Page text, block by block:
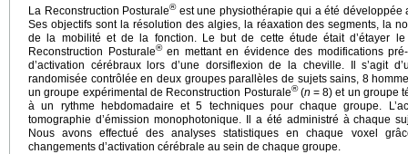
La Reconstruction Posturale®est une physiothérapie qui a été développée
Ses objectifs sont la résolution des algies, la réaxation des segments, la
de la mobilité et de la fonction. Le but de cette étude était d’étayer le
Reconstruction Posturale®en mettant en évidence des modifications
d’activation cérébraux lors d’une dorsiflexion de la cheville. Il s’agit
randomisée contrôlée en deux groupes parallèles de sujets sains, 8
un groupe expérimental de Reconstruction Posturale®(n = 8) et un groupe
à un rythme hebdomadaire et 5 techniques pour chaque groupe.
tomographie d’émission monophotonique. Il a été administré à chaque
Nous avons effectué des analyses statistiques en chaque voxel
changements d’activation cérébrale au sein de chaque groupe.